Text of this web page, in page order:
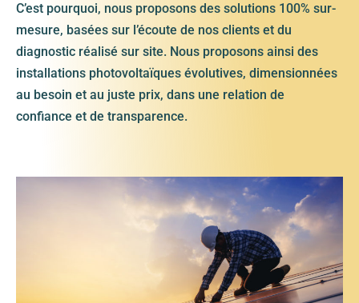
C’est pourquoi, nous proposons des solutions 100% sur-
mesure, basées sur l’écoute de nos clients et du
diagnostic réalisé sur site. Nous proposons ainsi des
installations photovoltaïques évolutives, dimensionnées
au besoin et au juste prix, dans une relation de
confiance et de transparence.